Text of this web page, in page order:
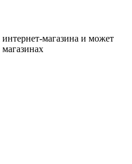
магазина и может